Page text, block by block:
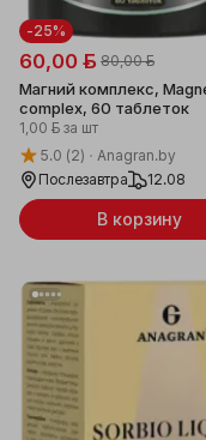
-25%
60,00 ƃ 80,00 ƃ
Магний комплекс,
complex, 60 таблеток
1,00 ƃ за шт
5.0 (2)
Anagran.by
Послезавтра
12.08
В корзину